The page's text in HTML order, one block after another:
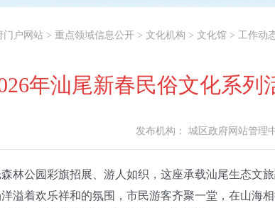
门户网站> 重点领域信息公开> 文化机构 > 文化馆> 工作动
年汕尾新春民俗文化系列
发布机构： 城区政府网站管理
公园彩旗招展、游人如织，这座承载汕尾生态文旅
溢着欢乐祥和的氛围，市民游客齐聚一堂，在山海